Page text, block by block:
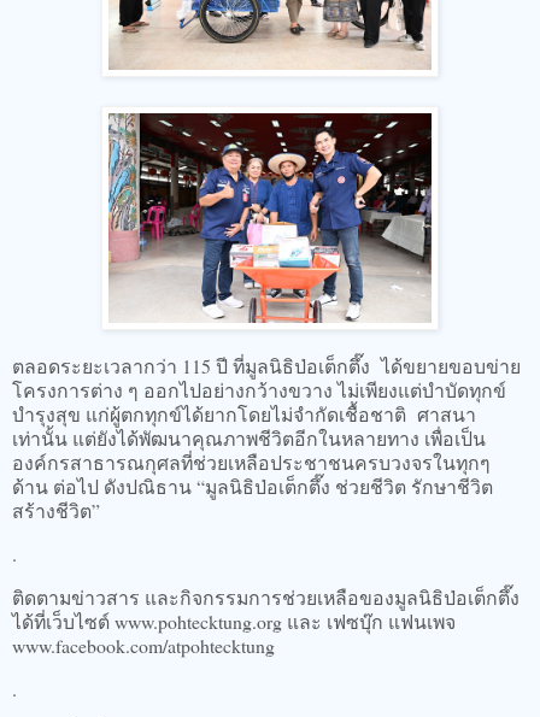
ตลอดระยะเวลากว่า 115 ปี ที่มูลนิธิป่อเต็กตึ๊ง ได้ขยายขอบข่าย
โครงการต่าง ๆ ออกไปอย่างกว้างขวาง ไม่เพียงแต่บำบัดทุกข์
บำรุงสุข แก่ผู้ตกทุกข์ได้ยากโดยไม่จำกัดเชื้อชาติ ศาสนา
เท่านั้น แต่ยังได้พัฒนาคุณภาพชีวิตอีกในหลายทาง เพื่อเป็น
องค์กรสาธารณกุศลที่ช่วยเหลือประชาชนครบวงจรในทุกๆ
ด้าน ต่อไป ดังปณิธาน “มูลนิธิป่อเต็กตึ๊ง ช่วยชีวิต รักษาชีวิต
สร้างชีวิต”
.
ติดตามข่าวสาร และกิจกรรมการช่วยเหลือของมูลนิธิป่อเต็กตึ๊ง
ได้ที่เว็บไซต์ www.pohtecktung.org และ เฟซบุ๊ก แฟนเพจ
www.facebook.com/atpohtecktung
.